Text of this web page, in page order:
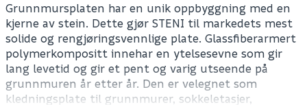
Grunnmursplaten har en unik oppbyggning med en
kjerne av stein. Dette gjør STENI til markedets mest
solide og rengjøringsvennlige plate. Glassfiberarmert
polymerkompositt innehar en ytelsesevne som gir
lang levetid og gir et pent og varig utseende på
grunnmuren år etter år. Den er velegnet som
kledningsplate til grunnmurer, sokkeletasjer,